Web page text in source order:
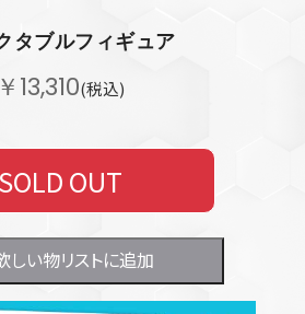
タブルフィギュア
￥13,310(税込)
SOLD OUT
しい物リストに追加